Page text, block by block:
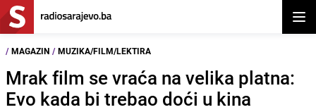
/ MAGAZIN / MUZIKA/FILM/LEKTIRA
Mrak film se vraća na velika platna:
Evo kada bi trebao doći u kina